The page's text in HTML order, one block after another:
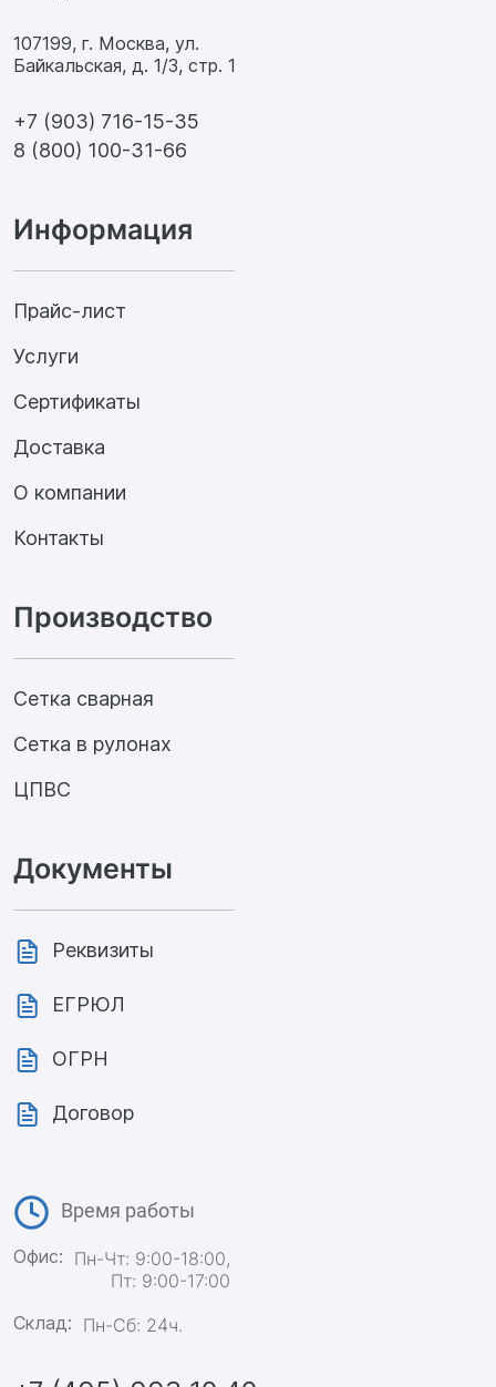
107199, г. Москва, ул.
Байкальская, д. 1/3, стр. 1
+7 (903) 716-15-35
8 (800) 100-31-66
Производство
Сетка сварная
Сетка в рулонах
ЦПВС
Информация
Прайс-лист
Услуги
Сертификаты
Доставка
О компании
Контакты
Документы
Реквизиты
ЕГРЮЛ
ОГРН
Договор
Время работы
Офис: Пн-Чт: 9:00-18:00,
Пт: 9:00-17:00
Склад: Пн-Сб: 24ч.